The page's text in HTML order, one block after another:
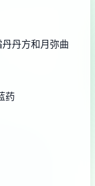
丹方和月弥曲
药